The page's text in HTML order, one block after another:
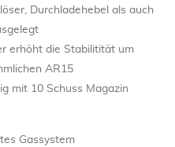
Durchladehebel als auch
erhöht die Stabilitität um
AR15
mit 10 Schuss Magazin
Gassystem